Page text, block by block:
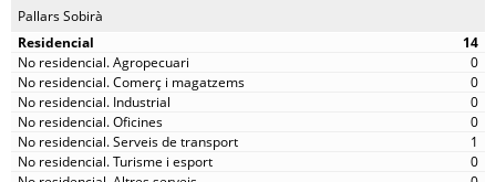
Pallars Sobirà
14
0
0
0
0
1
0